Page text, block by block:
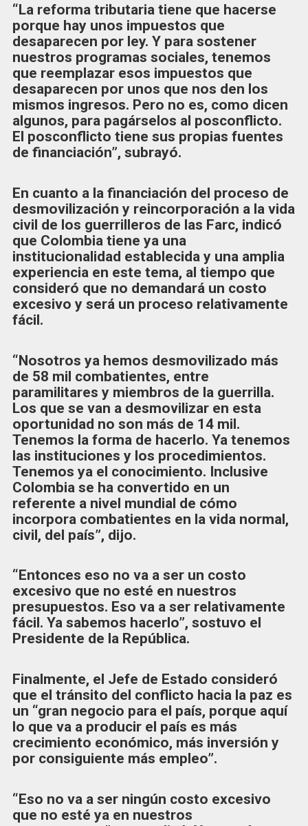
“La reforma tributaria tiene que hacerse
porque hay unos impuestos que
desaparecen por ley. Y para sostener
nuestros programas sociales, tenemos
que reemplazar esos impuestos que
desaparecen por unos que nos den los
mismos ingresos. Pero no es, como dicen
algunos, para pagárselos al posconflicto.
El posconflicto tiene sus propias fuentes
de financiación”, subrayó.
En cuanto a la financiación del proceso de
desmovilización y reincorporación a la vida
civil de los guerrilleros de las Farc, indicó
que Colombia tiene ya una
institucionalidad establecida y una amplia
experiencia en este tema, al tiempo que
consideró que no demandará un costo
excesivo y será un proceso relativamente
fácil.
“Nosotros ya hemos desmovilizado más
de 58 mil combatientes, entre
paramilitares y miembros de la guerrilla.
Los que se van a desmovilizar en esta
oportunidad no son más de 14 mil.
Tenemos la forma de hacerlo. Ya tenemos
las instituciones y los procedimientos.
Tenemos ya el conocimiento. Inclusive
Colombia se ha convertido en un
referente a nivel mundial de cómo
incorpora combatientes en la vida normal,
civil, del país”, dijo.
“Entonces eso no va a ser un costo
excesivo que no esté en nuestros
presupuestos. Eso va a ser relativamente
fácil. Ya sabemos hacerlo”, sostuvo el
Presidente de la República.
Finalmente, el Jefe de Estado consideró
que el tránsito del conflicto hacia la paz es
un “gran negocio para el país, porque aquí
lo que va a producir el país es más
crecimiento económico, más inversión y
por consiguiente más empleo”.
“Eso no va a ser ningún costo excesivo
que no esté ya en nuestros